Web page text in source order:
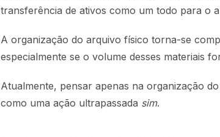
transferência de ativos como um todo para o
A organização do arquivo físico torna-se
especialmente se o volume desses materiais
Atualmente, pensar apenas na organização
como uma ação ultrapassada sim.